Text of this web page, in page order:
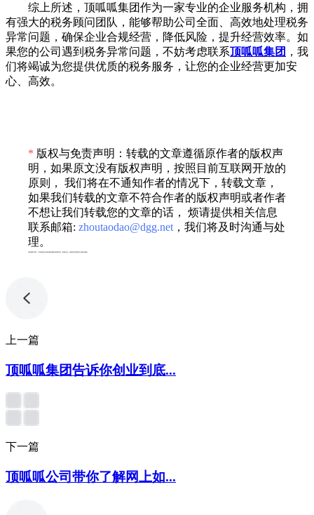
综上所述，顶呱呱集团作为一家专业的企业服务机构，拥
有强大的税务顾问团队，能够帮助公司全面、高效地处理税务
异常问题，确保企业合规经营，降低风险，提升经营效率。如
果您的公司遇到税务异常问题，不妨考虑联系顶呱呱集团 ，我
们将竭诚为您提供优质的税务服务，让您的企业经营更加安
心、高效。
* 版权与免责声明：转载的文章遵循原作者的版权声
明，如果原文没有版权声明，按照目前互联网开放的
原则， 我们将在不通知作者的情况下，转载文章，
如果我们转载的文章不符合作者的版权声明或者作者
不想让我们转载您的文章的话， 烦请提供相关信息
联系邮箱: zhoutaodao@dgg.net ，我们将及时沟通与处
理。
上一篇
顶呱呱集团告诉你创业到底...
下一篇
顶呱呱公司带你了解网上如...